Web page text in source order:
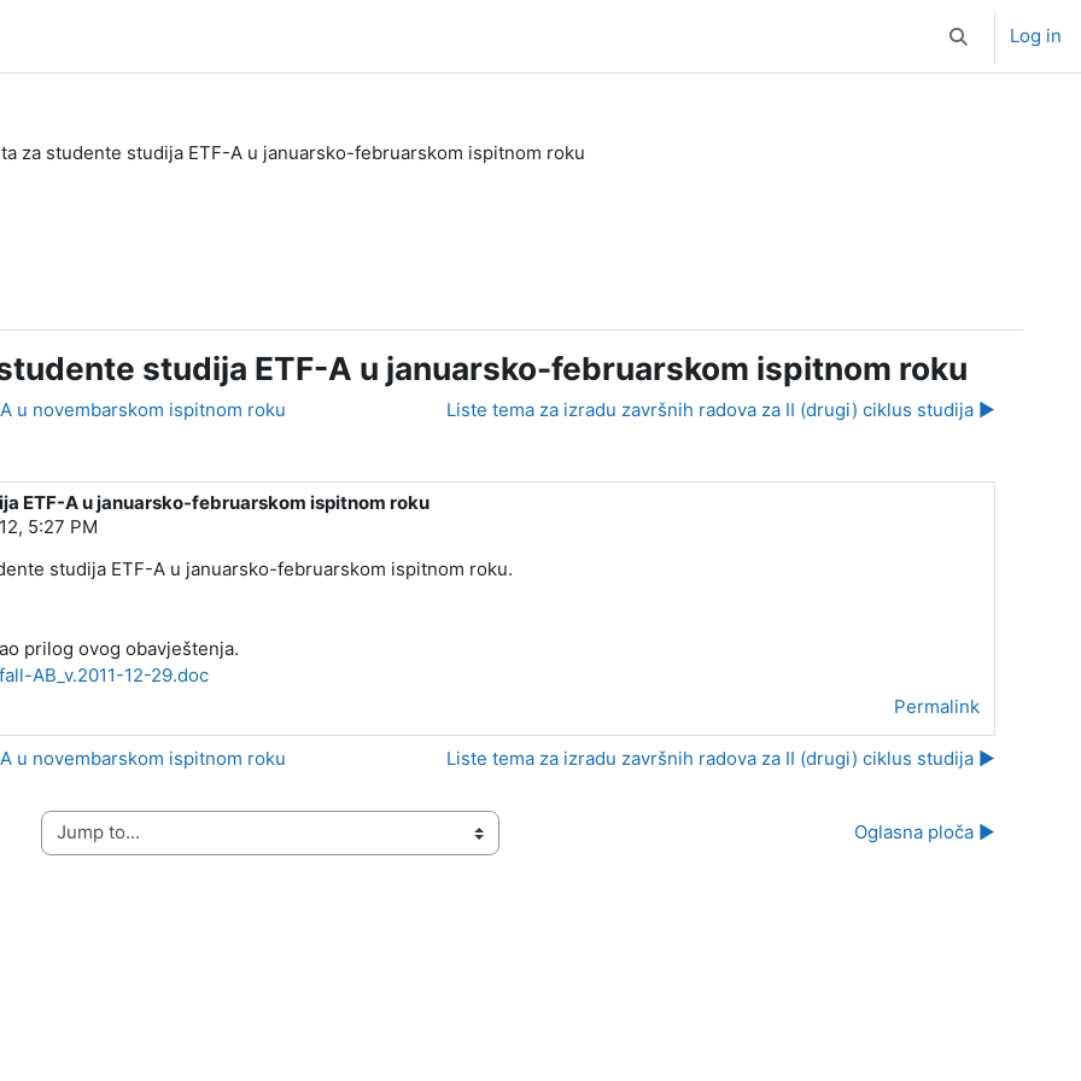
Toggle search
Log in
za studente studija ETF-A u januarsko-februarskom ispitnom roku
studija ETF-A u januarsko-februarskom ispitnom roku
u novembarskom ispitnom roku Liste tema za izradu završnih radova za II (drugi) ciklus studija ▶︎
ETF-A u januarsko-februarskom ispitnom roku
5:27 PM
studija ETF-A u januarsko-februarskom ispitnom roku.
prilog ovog obavještenja.
AB_v.2011-12-29.doc
Permalink
u novembarskom ispitnom roku Liste tema za izradu završnih radova za II (drugi) ciklus studija ▶︎
Jump to... Oglasna ploča ▶︎